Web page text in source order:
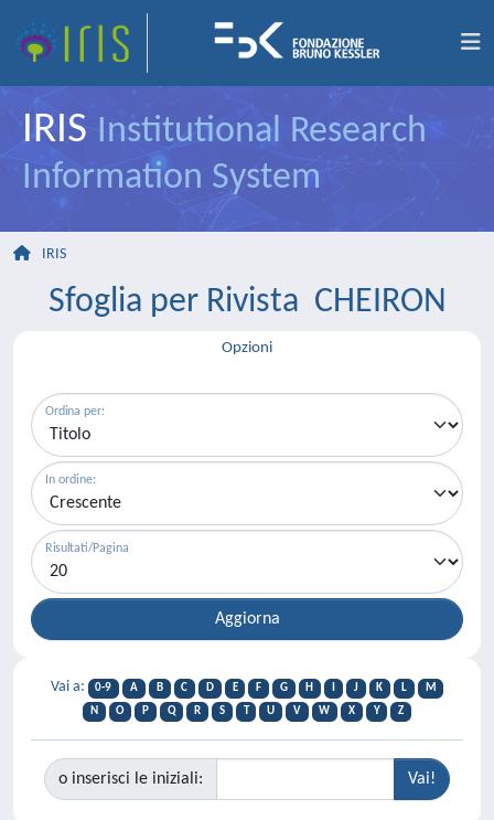
IRIS Institutional Research
Information System
IRIS
Sfoglia per Rivista CHEIRON
Opzioni
Ordina per:
In ordine:
Risultati/Pagina
Vai a: 0-9 A B C D E F G H J K L
M
N
O P Q R S T U V W X Y Z
o inserisci le iniziali: